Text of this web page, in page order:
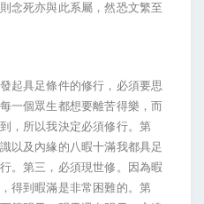
念死亦與此系屬，然恐文繁至
起具足條件的修行，必須要思
一個眾生都想要離苦得樂，而
，所以我決定必須修行。第
以及內緣的八暇十滿我都具足
。第三，必須現世修。因為暇
得到暇滿是非常困難的。第